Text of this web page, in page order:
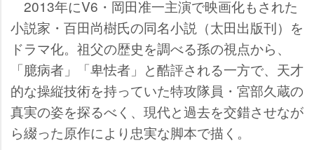
2013年にV6・岡田准一主演で映画化もされた
小説家・百田尚樹氏の同名小説（太田出版刊）を
ドラマ化。祖父の歴史を調べる孫の視点から、
「臆病者」「卑怯者」と酷評される一方で、天才
的な操縦技術を持っていた特攻隊員・宮部久蔵の
真実の姿を探るべく、現代と過去を交錯させなが
ら綴った原作により忠実な脚本で描く。